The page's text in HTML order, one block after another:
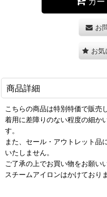
お
お気
商品詳細
こちらの商品は特別特価で販売
着用に差障りのない程度の細か
す。
また、セール・アウトレット品
いたしません。
ご了承の上でお買い物をお願い
スチームアイロンはかけており